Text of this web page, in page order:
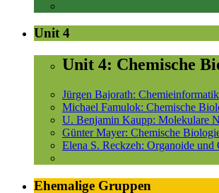
Unit 4
Unit 4: Chemische
Jürgen Bajorath: Chemieinformatik
Michael Famulok: Chemische
U. Benjamin Kaupp: Molekulare
Günter Mayer: Chemische
Elena S. Reckzeh: Organoide
Ehemalige Gruppen